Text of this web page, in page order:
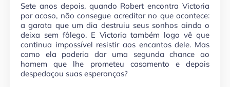
Sete anos depois, quando Robert encontra Victoria
por acaso, não consegue acreditar no que acontece:
a garota que um dia destruiu seus sonhos ainda o
deixa sem fôlego. E Victoria também logo vê que
continua impossível resistir aos encantos dele. Mas
como ela poderia dar uma segunda chance ao
homem que lhe prometeu casamento e depois
despedaçou suas esperanças?